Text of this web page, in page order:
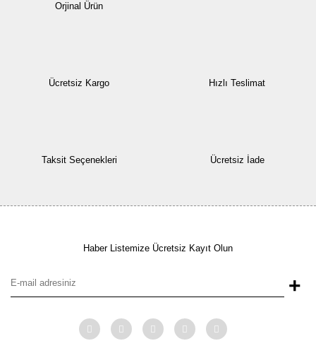
Orjinal Ürün
Ücretsiz Kargo Hızlı Teslimat
Taksit Seçenekleri Ücretsiz İade
Haber Listemize Ücretsiz Kayıt Olun
+